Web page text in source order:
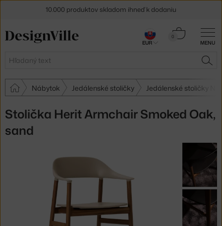
MENU
Hľadať
0
Košík
Nábytok Jedálenské stoličky Jedálenské stoličky
Stolička Herit Armchair Smoked Oak,
sand
10.000 produktov skladom ihneď k dodaniu
5 % zľava pre odberateľov
EUR